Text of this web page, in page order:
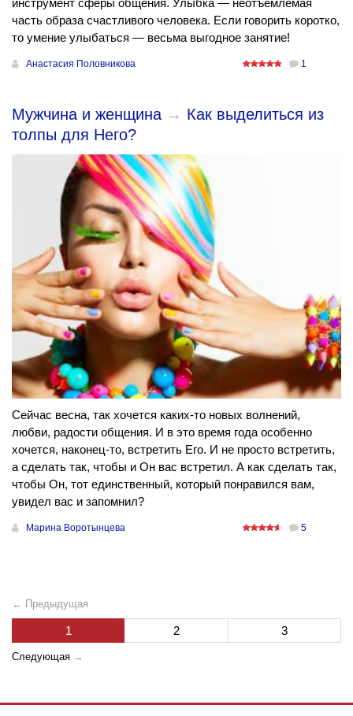
инструмент сферы общения. Улыбка — неотъемлемая
часть образа счастливого человека. Если говорить коротко,
то умение улыбаться — весьма выгодное занятие!
Анастасия Половникова 1
Мужчина и женщина → Как выделиться из
толпы для Него?
Сейчас весна, так хочется каких-то новых волнений,
любви, радости общения. И в это время года особенно
хочется, наконец-то, встретить Его. И не просто встретить,
а сделать так, чтобы и Он вас встретил. А как сделать так,
чтобы Он, тот единственный, который понравился вам,
увидел вас и запомнил?
Марина Воротынцева 5
← Предыдущая
1 2 3
Следующая →